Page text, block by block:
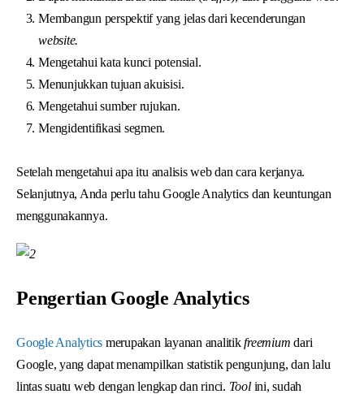
Membangun perspektif yang jelas dari kecenderungan
website.
Mengetahui kata kunci potensial.
Menunjukkan tujuan akuisisi.
Mengetahui sumber rujukan.
Mengidentifikasi segmen.
Setelah mengetahui apa itu analisis web dan cara kerjanya.
Selanjutnya, Anda perlu tahu Google Analytics dan keuntungan
menggunakannya.
Pengertian Google Analytics
Google Analytics merupakan layanan analitikfreemium dari
Google, yang dapat menampilkan statistik pengunjung, dan lalu
lintas suatu web dengan lengkap dan rinci. Tool ini, sudah